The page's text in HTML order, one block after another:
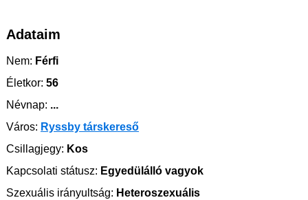
Adataim
Nem: Férfi
Életkor: 56
Névnap: ...
Város: Ryssby társkereső
Csillagjegy: Kos
Kapcsolati státusz: Egyedülálló vagyok
Szexuális irányultság: Heteroszexuális